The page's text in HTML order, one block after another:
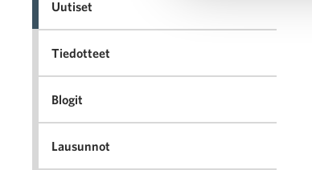
Uutiset
Tiedotteet
Blogit
Lausunnot